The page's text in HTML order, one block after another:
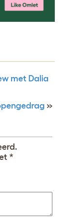
met Dalia
»
*